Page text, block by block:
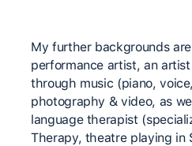
My further backgrounds
performance artist, an
through music (piano,
photography & video, as
language therapist
Therapy, theatre playing in